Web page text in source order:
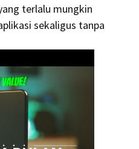
terlalu mungkin
sekaligus tanpa